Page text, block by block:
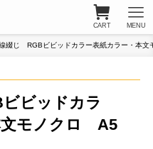
CART MENU
綴じ RGBビビッドカラー表紙カラー・本文
ビッドカラ
モノクロ A5